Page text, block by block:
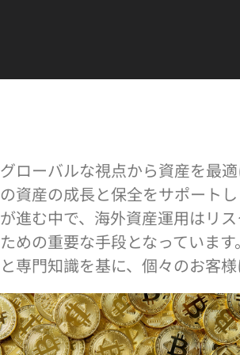
グローバルな視点から資産を最
の資産の成長と保全をサポート
が進む中で、海外資産運用はリ
ための重要な手段となっていま
と専門知識を基に、個々のお客